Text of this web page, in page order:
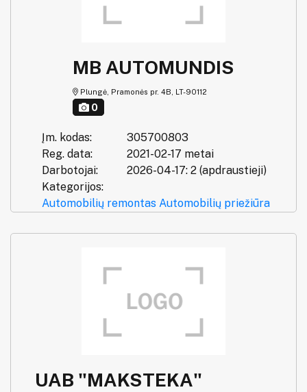
MB AUTOMUNDIS
Plungė, Pramonės pr. 4B, LT-90112
0
Įm. kodas:
305700803
Reg. data:
2021-02-17 metai
Darbotojai:
2026-04-17: 2 (apdraustieji)
Kategorijos:
Automobilių remontas Automobilių priežiūra
UAB "MAKSTEKA"